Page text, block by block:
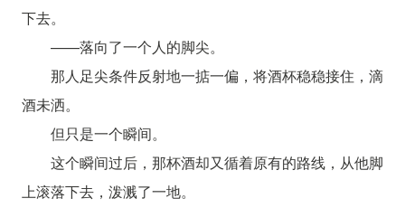
下去。
——落向了一个人的脚尖。
那人足尖条件反射地一掂一偏，将酒杯稳稳接住，滴
酒未洒。
但只是一个瞬间。
这个瞬间过后，那杯酒却又循着原有的路线，从他脚
上滚落下去，泼溅了一地。